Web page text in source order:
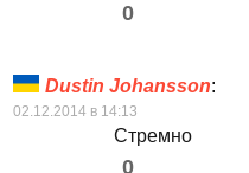
0
Dustin Johansson:
02.12.2014 в 14:13
Стремно
0